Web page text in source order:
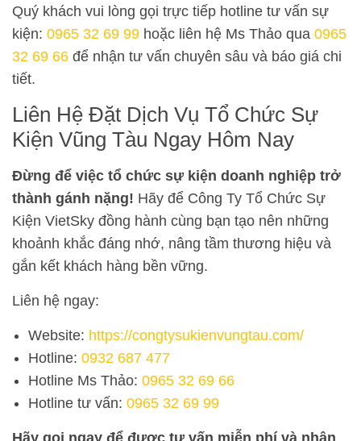
Quý khách vui lòng gọi trực tiếp hotline tư vấn sự
kiện: 0965 32 69 99 hoặc liên hệ Ms Thảo qua 0965
32 69 66 để nhận tư vấn chuyên sâu và báo giá chi
tiết.
Liên Hệ Đặt Dịch Vụ Tổ Chức Sự
Kiện Vũng Tàu Ngay Hôm Nay
Đừng để việc tổ chức sự kiện doanh nghiệp trở
thành gánh nặng! Hãy để Công Ty Tổ Chức Sự
Kiện VietSky đồng hành cùng bạn tạo nên những
khoảnh khắc đáng nhớ, nâng tầm thương hiệu và
gắn kết khách hàng bền vững.
Liên hệ ngay:
Website: https://congtysukienvungtau.com/
Hotline: 0932 687 477
Hotline Ms Thảo: 0965 32 69 66
Hotline tư vấn: 0965 32 69 99